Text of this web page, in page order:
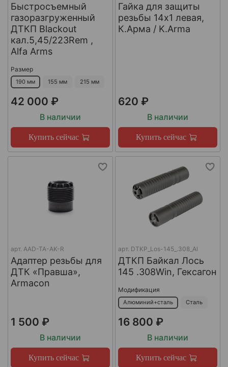
Быстросъемный
газоразгруженный
ДТКП Blackout
кал.5,45/223Rem ,
Alfa Arms
Размер
190 мм 155 мм 215 мм
42 000 ₽
В наличии
Купить сейчас
Гайка для защиты
резьбы 14x1 левая,
К.Арма / K.Arma
620 ₽
В наличии
Купить сейчас
арт. AAD-TA-AK-R
Адаптер резьбы для
ДТК «Правша»,
Armacon
1 500 ₽
В наличии
Купить сейчас
арт. DTKP_Los-145_.308_Al
ДТКП Байкал Лось
145 .308Win, Гексагон
Модификация
Алюминий+сталь Сталь
16 800 ₽
В наличии
Купить сейчас